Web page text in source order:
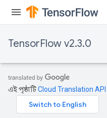
TensorFlow v2.3.0
এই পৃষ্ঠাটিCloud Translation API